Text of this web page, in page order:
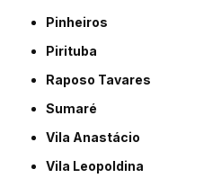
Pinheiros
Pirituba
Raposo Tavares
Sumaré
Vila Anastácio
Vila Leopoldina